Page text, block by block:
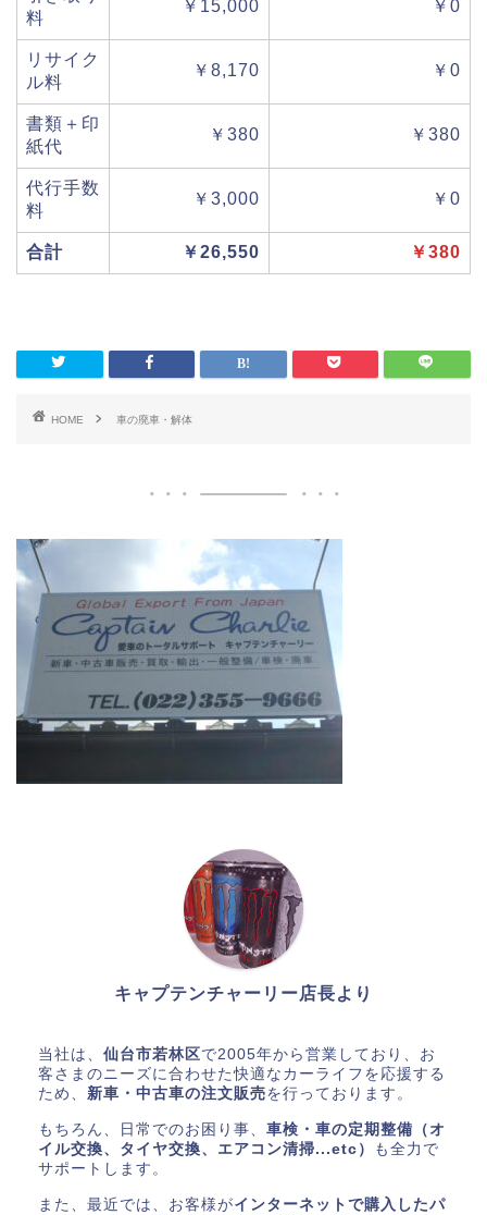
料
￥15,000 ￥0
リサイク
ル料
￥8,170 ￥0
書類＋印
紙代
￥380 ￥380
代行手数
料
￥3,000 ￥0
合計 ￥26,550 ￥380
HOME 車の廃車・解体
キャプテンチャーリー店長より
当社は、 仙台市若林区で2005年から営業しており、お
客さまのニーズに合わせた快適なカーライフを応援する
ため、 新車・中古車の注文販売を行っております。
もちろん、日常でのお困り事、 車検・車の定期整備（オ
イル交換、タイヤ交換、エアコン清掃...etc）
も全力で
サポートします。
また、最近では、お客様がインターネットで購入したパ